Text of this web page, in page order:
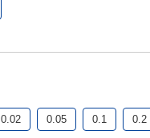
0.02 0.05 0.1 0.2